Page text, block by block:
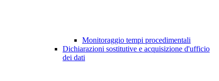
Monitoraggio tempi procedimentali
Dichiarazioni sostitutive e acquisizione d'ufficio
dei dati